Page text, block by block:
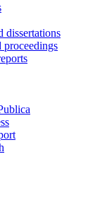
dissertations
proceedings